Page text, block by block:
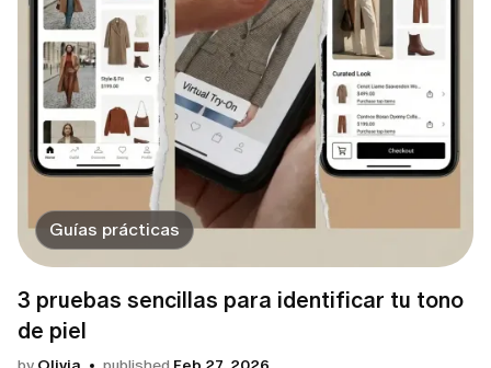
Guías prácticas
3 pruebas sencillas para identificar tu tono
de piel